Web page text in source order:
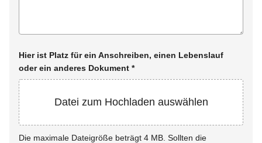
Hier ist Platz für ein Anschreiben, einen Lebenslauf
oder ein anderes Dokument *
Datei zum Hochladen auswählen
Die maximale Dateigröße beträgt 4 MB. Sollten die